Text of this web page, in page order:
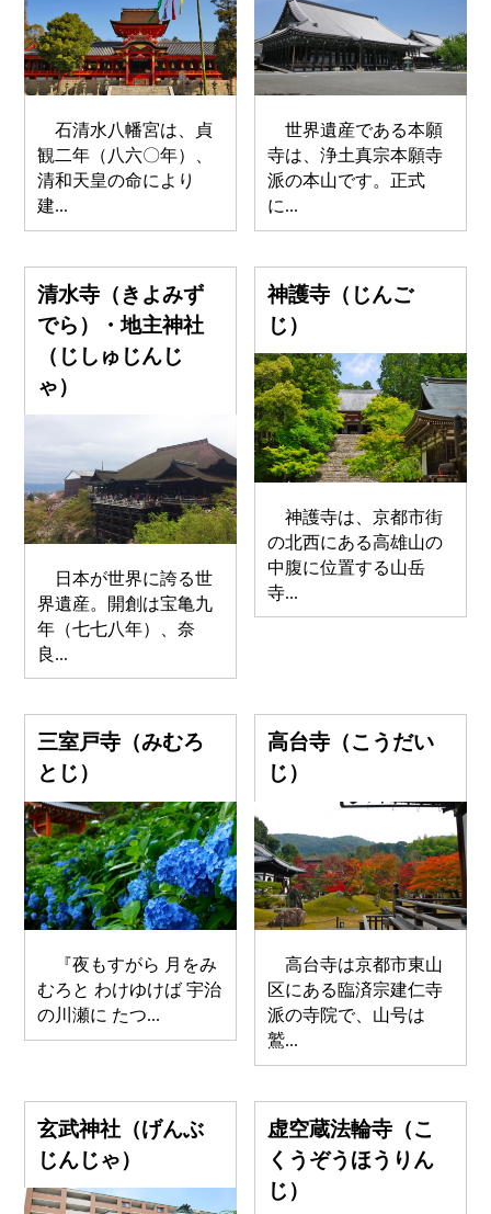
石清水八幡宮は、貞
観二年（八六〇年）、
清和天皇の命により
建...
世界遺産である本願
寺は、浄土真宗本願寺
派の本山です。正式
に...
清水寺（きよみず
でら）・地主神社
（じしゅじんじ
ゃ）
日本が世界に誇る世
界遺産。開創は宝亀九
年（七七八年）、奈
良...
神護寺（じんご
じ）
神護寺は、京都市街
の北西にある高雄山の
中腹に位置する山岳
寺...
三室戸寺（みむろ
とじ）
『夜もすがら 月をみ
むろと わけゆけば 宇治
の川瀬に たつ...
高台寺（こうだい
じ）
高台寺は京都市東山
区にある臨済宗建仁寺
派の寺院で、山号は
鷲...
玄武神社（げんぶ
じんじゃ）
虚空蔵法輪寺（こ
くうぞうほうりん
じ）